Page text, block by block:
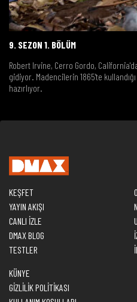
9. SEZON 1. BÖLÜM
Robert Irvine, Cerro Gordo,
gidiyor. Madencilerin 1865'te
hazırlıyor.
KEŞFET
YAYIN AKIŞI
CANLI İZLE
DMAX BLOG
TESTLER
KÜNYE
GİZLİLİK POLİTİKASI